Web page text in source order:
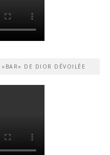
DE DIOR DÉVOILÉE